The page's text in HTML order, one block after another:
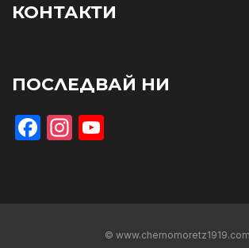
КОНТАКТИ
ПОСЛЕДВАЙ НИ
Facebook
Instagram
© www.chernomoretz1919.com